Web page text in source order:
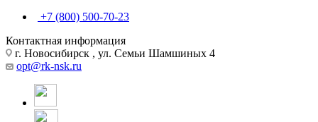
+7 (800) 500-70-23
Контактная информация
г. Новосибирск , ул. Семьи Шамшиных 4
opt@rk-nsk.ru